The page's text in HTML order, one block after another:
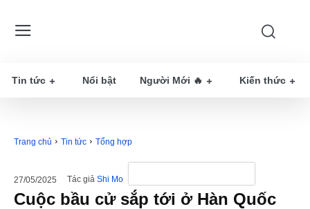
Tin tức Nổi bật Người Mới 🔥 Kiến thức
Trang chủ Tin tức Tổng hợp
27/05/2025 Tác giả Shi Mo
Cuộc bầu cử sắp tới ở Hàn Quốc